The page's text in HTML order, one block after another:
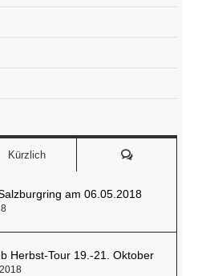
Kürzlich Kommentare
am 06.05.2018
Herbst-Tour 19.-21. Oktober